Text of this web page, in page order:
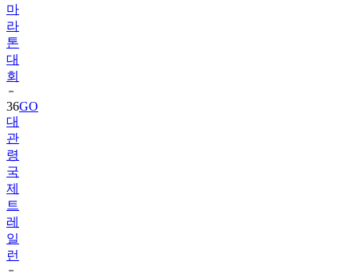
마
라
톤
대
회
36GO
대
관
령
국
제
트
레
일
런